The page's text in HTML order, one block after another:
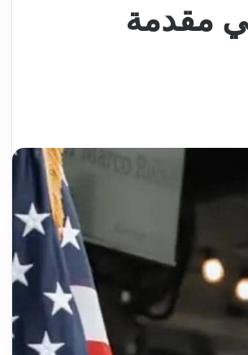
مقدمة